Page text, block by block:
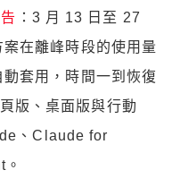
：3 月 13 日至 27
在離峰時段的使用量
動套用，時間一到恢復
版、桌面版與行動
、Claude for